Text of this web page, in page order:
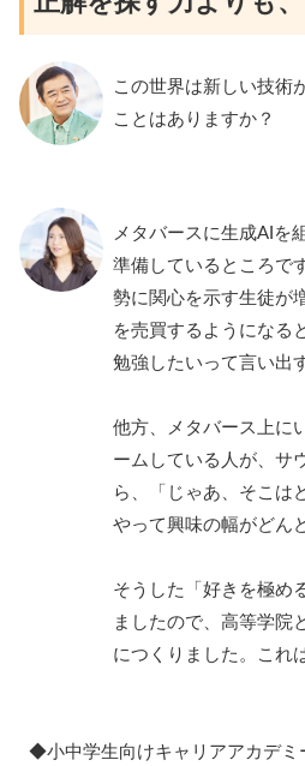
この世界は新しい技術
ことはありますか？
メタバースに生成AIを
準備しているところで
勢に関心を示す生徒が
を売買するようになる
勉強したいって言い出
他方、メタバース上に
ームしている人が、サ
ら、「じゃあ、そこは
やって興味の幅がどん
そうした「好きを極め
ましたので、高等学院
につくりました。これ
◆小中学生向けキャリアアカデミ